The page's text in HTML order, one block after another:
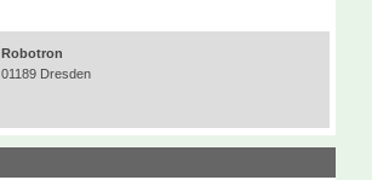
Robotron
01189 Dresden